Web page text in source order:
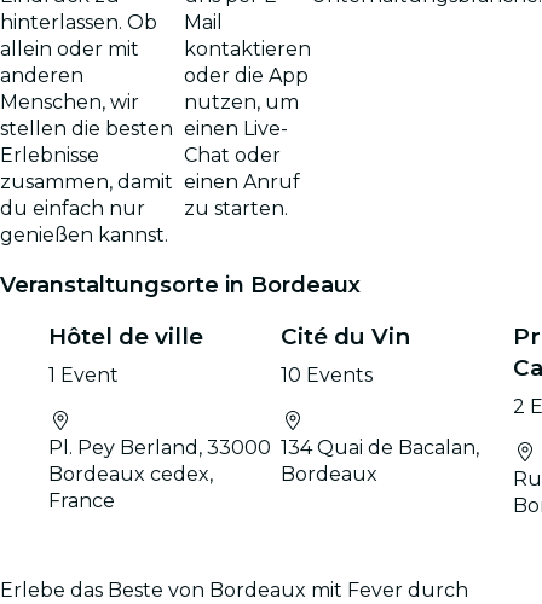
hinterlassen. Ob
allein oder mit
anderen
Menschen, wir
stellen die besten
Erlebnisse
zusammen, damit
du einfach nur
genießen kannst.
Mail
kontaktieren
oder die App
nutzen, um
einen Live-
Chat oder
einen Anruf
zu starten.
Veranstaltungsorte in Bordeaux
Hôtel de ville
1 Event
Pl. Pey Berland, 33000
Bordeaux cedex,
France
Cité du Vin
10 Events
134 Quai de Bacalan,
Bordeaux
2
Erlebe das Beste von Bordeaux mit Fever durch